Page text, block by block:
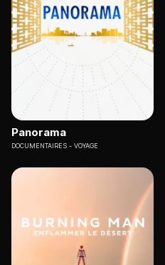
Panorama
DOCUMENTAIRES VOYAGE